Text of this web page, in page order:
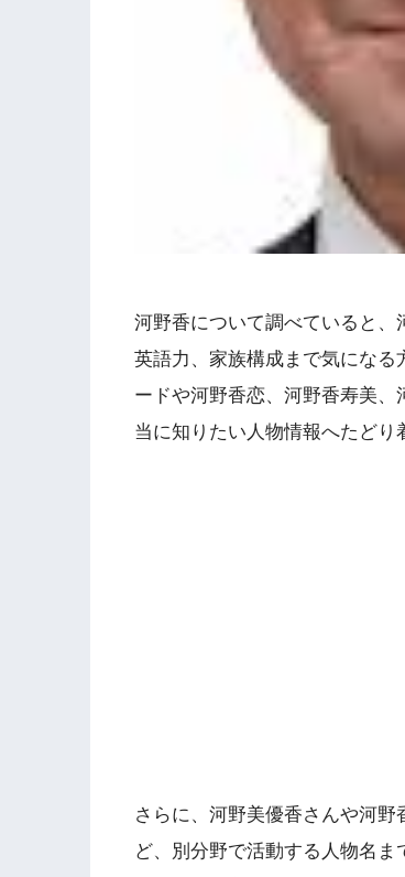
河野香について調べていると、
英語力、家族構成まで気にな
ードや河野香恋、河野香寿美
当に知りたい人物情報へたどり
さらに、河野美優香さんや河
ど、別分野で活動する人物名